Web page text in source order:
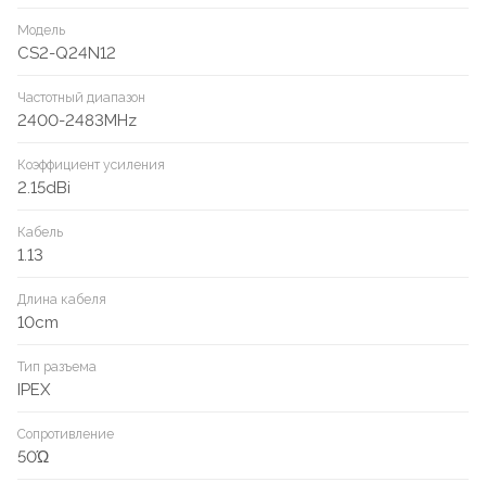
Модель
CS2-Q24N12
Частотный диапазон
2400-2483MHz
Коэффициент усиления
2.15dBi
Кабель
1.13
Длина кабеля
10cm
Тип разъема
IPEX
Сопротивление
50Ώ